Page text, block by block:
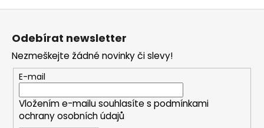
Z
Odebírat newsletter
Nezmeškejte žádné novinky či slevy!
E-mail
Vložením e-mailu souhlasíte s podmínkami
ochrany osobních údajů